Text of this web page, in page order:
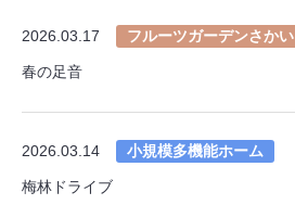
2026.03.17 フルーツガーデンさかい
春の足音
2026.03.14 小規模多機能ホーム
梅林ドライブ